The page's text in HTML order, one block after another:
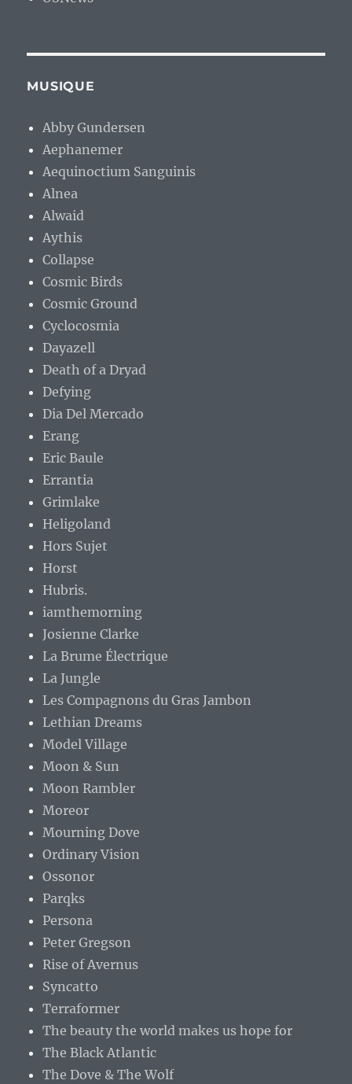
MUSIQUE
Abby Gundersen
Aephanemer
Aequinoctium Sanguinis
Alnea
Alwaid
Aythis
Collapse
Cosmic Birds
Cosmic Ground
Cyclocosmia
Dayazell
Death of a Dryad
Defying
Dia Del Mercado
Erang
Eric Baule
Errantia
Grimlake
Heligoland
Hors Sujet
Horst
Hubris.
iamthemorning
Josienne Clarke
La Brume Électrique
La Jungle
Les Compagnons du Gras Jambon
Lethian Dreams
Model Village
Moon & Sun
Moon Rambler
Moreor
Mourning Dove
Ordinary Vision
Ossonor
Parqks
Persona
Peter Gregson
Rise of Avernus
Syncatto
Terraformer
The beauty the world makes us hope for
The Black Atlantic
The Dove & The Wolf